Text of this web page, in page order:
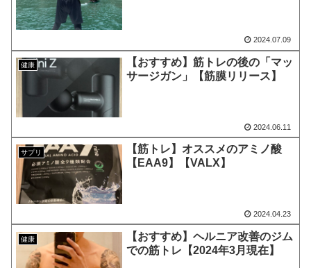
2024.07.09
健康
【おすすめ】筋トレの後の「マッ
サージガン」【筋膜リリース】
2024.06.11
サプリ
【筋トレ】オススメのアミノ酸
【EAA9】【VALX】
2024.04.23
健康
【おすすめ】ヘルニア改善のジム
での筋トレ【2024年3月現在】